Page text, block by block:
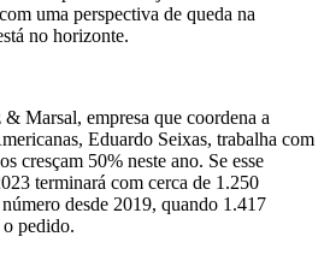
uma perspectiva de queda na
no horizonte.
Marsal, empresa que coordena a
Eduardo Seixas, trabalha com
cresçam 50% neste ano. Se esse
terminará com cerca de 1.250
desde 2019, quando 1.417
pedido.